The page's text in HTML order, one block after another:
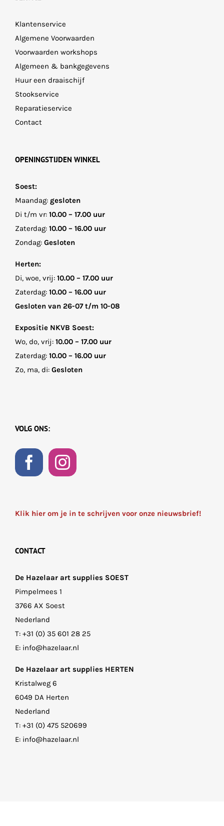
de
productpagina
Klantenservice
Algemene Voorwaarden
Voorwaarden workshops
Algemeen & bankgegevens
Huur een draaischijf
Stookservice
Reparatieservice
Contact
OPENINGSTIJDEN WINKEL
Soest:
Maandag: gesloten
Di t/m vr: 10.00 – 17.00 uur
Zaterdag: 10.00 – 16.00 uur
Zondag: Gesloten
Herten:
Di, woe, vrij: 10.00 – 17.00 uur
Zaterdag: 10.00 – 16.00 uur
Gesloten van 26-07 t/m 10-08
Expositie NKVB Soest:
Wo, do, vrij: 10.00 – 17.00 uur
Zaterdag: 10.00 – 16.00 uur
Zo, ma, di: Gesloten
VOLG ONS:
Klik hier om je in te schrijven voor onze nieuwsbrief!
CONTACT
De Hazelaar art supplies SOEST
Pimpelmees 1
3766 AX Soest
Nederland
T: +31 (0) 35 601 28 25
E: info@hazelaar.nl
De Hazelaar art supplies HERTEN
Kristalweg 6
6049 DA Herten
Nederland
T: +31 (0) 475 520699
E: info@hazelaar.nl